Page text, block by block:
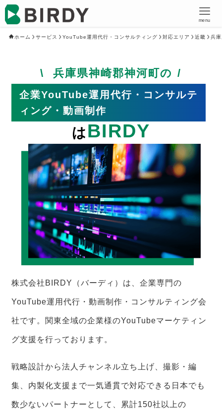
menu
ホーム サービス YouTube運用代行・コンサルティング 対応エリア 近畿 兵
兵庫県神崎郡神河町の
企業YouTube運用代行・コンサルテ
ィング・動画制作
はBIRDY
株式会社BIRDY（バーディ）は、企業専門の
YouTube運用代行・動画制作・コンサルティング会
社です。関東全域の企業様のYouTubeマーケティン
グ支援を行っております。
戦略設計から法人チャンネル立ち上げ、撮影・編
集、内製化支援まで一気通貫で対応できる日本でも
数少ないパートナーとして、累計150社以上の